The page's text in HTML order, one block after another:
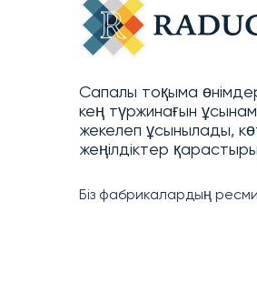
Сапалы тоқыма
кең түржинағын
жекелеп ұсынылады,
жеңілдіктер
Біз фабрикалардың